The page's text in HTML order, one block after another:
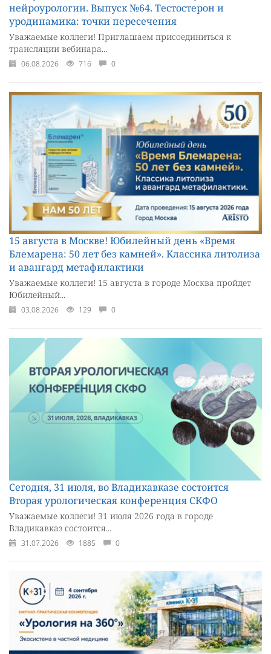
нейроурологии. Выпуск №64. Тестостерон и
уродинамика: точки пересечения
Уважаемые коллеги! Приглашаем присоединиться к
трансляции вебинара...
06.08.2026 716 0
15 августа в Москве! Юбилейный день «Время
Блемарена: 50 лет без камней». Классика литолиза
и авангард метафилактики
Уважаемые коллеги! 15 августа в городе Москва пройдет
Юбилейный...
03.08.2026 129 0
Сегодня, 31 июля, во Владикавказе состоится
Вторая урологическая конференция СКФО
Уважаемые коллеги! 31 июля 2026 года в городе
Владикавказ состоится...
31.07.2026 1885 0